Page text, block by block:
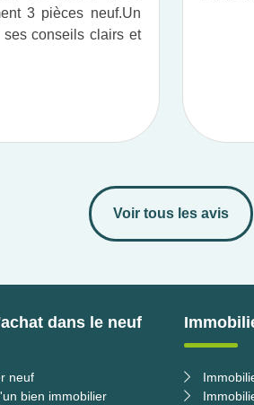
3 pièces neuf.​ Un
conseils clairs et
Voir tous les avis
dans le neuf
neuf
bien immobilier